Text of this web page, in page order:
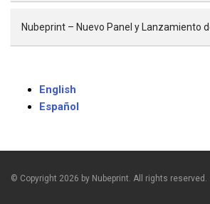
Nubeprint – Nuevo Panel y Lanzamiento
English
Español
© Copyright 2026 by Nubeprint. All rights reserved.